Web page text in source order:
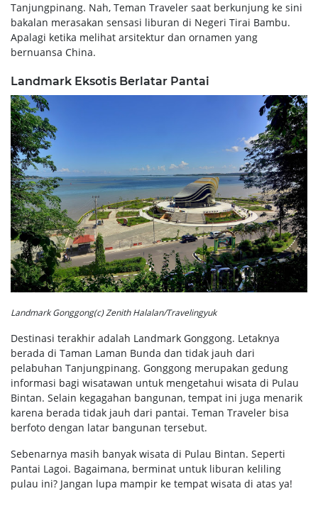
Tanjungpinang. Nah, Teman Traveler saat berkunjung ke sini
bakalan merasakan sensasi liburan di Negeri Tirai Bambu.
Apalagi ketika melihat arsitektur dan ornamen yang
bernuansa China.
Landmark Eksotis Berlatar Pantai
Landmark Gonggong(c) Zenith Halalan/Travelingyuk
Destinasi terakhir adalah Landmark Gonggong. Letaknya
berada di Taman Laman Bunda dan tidak jauh dari
pelabuhan Tanjungpinang. Gonggong merupakan gedung
informasi bagi wisatawan untuk mengetahui wisata di Pulau
Bintan. Selain kegagahan bangunan, tempat ini juga menarik
karena berada tidak jauh dari pantai. Teman Traveler bisa
berfoto dengan latar bangunan tersebut.
Sebenarnya masih banyak wisata di Pulau Bintan. Seperti
Pantai Lagoi. Bagaimana, berminat untuk liburan keliling
pulau ini? Jangan lupa mampir ke tempat wisata di atas ya!